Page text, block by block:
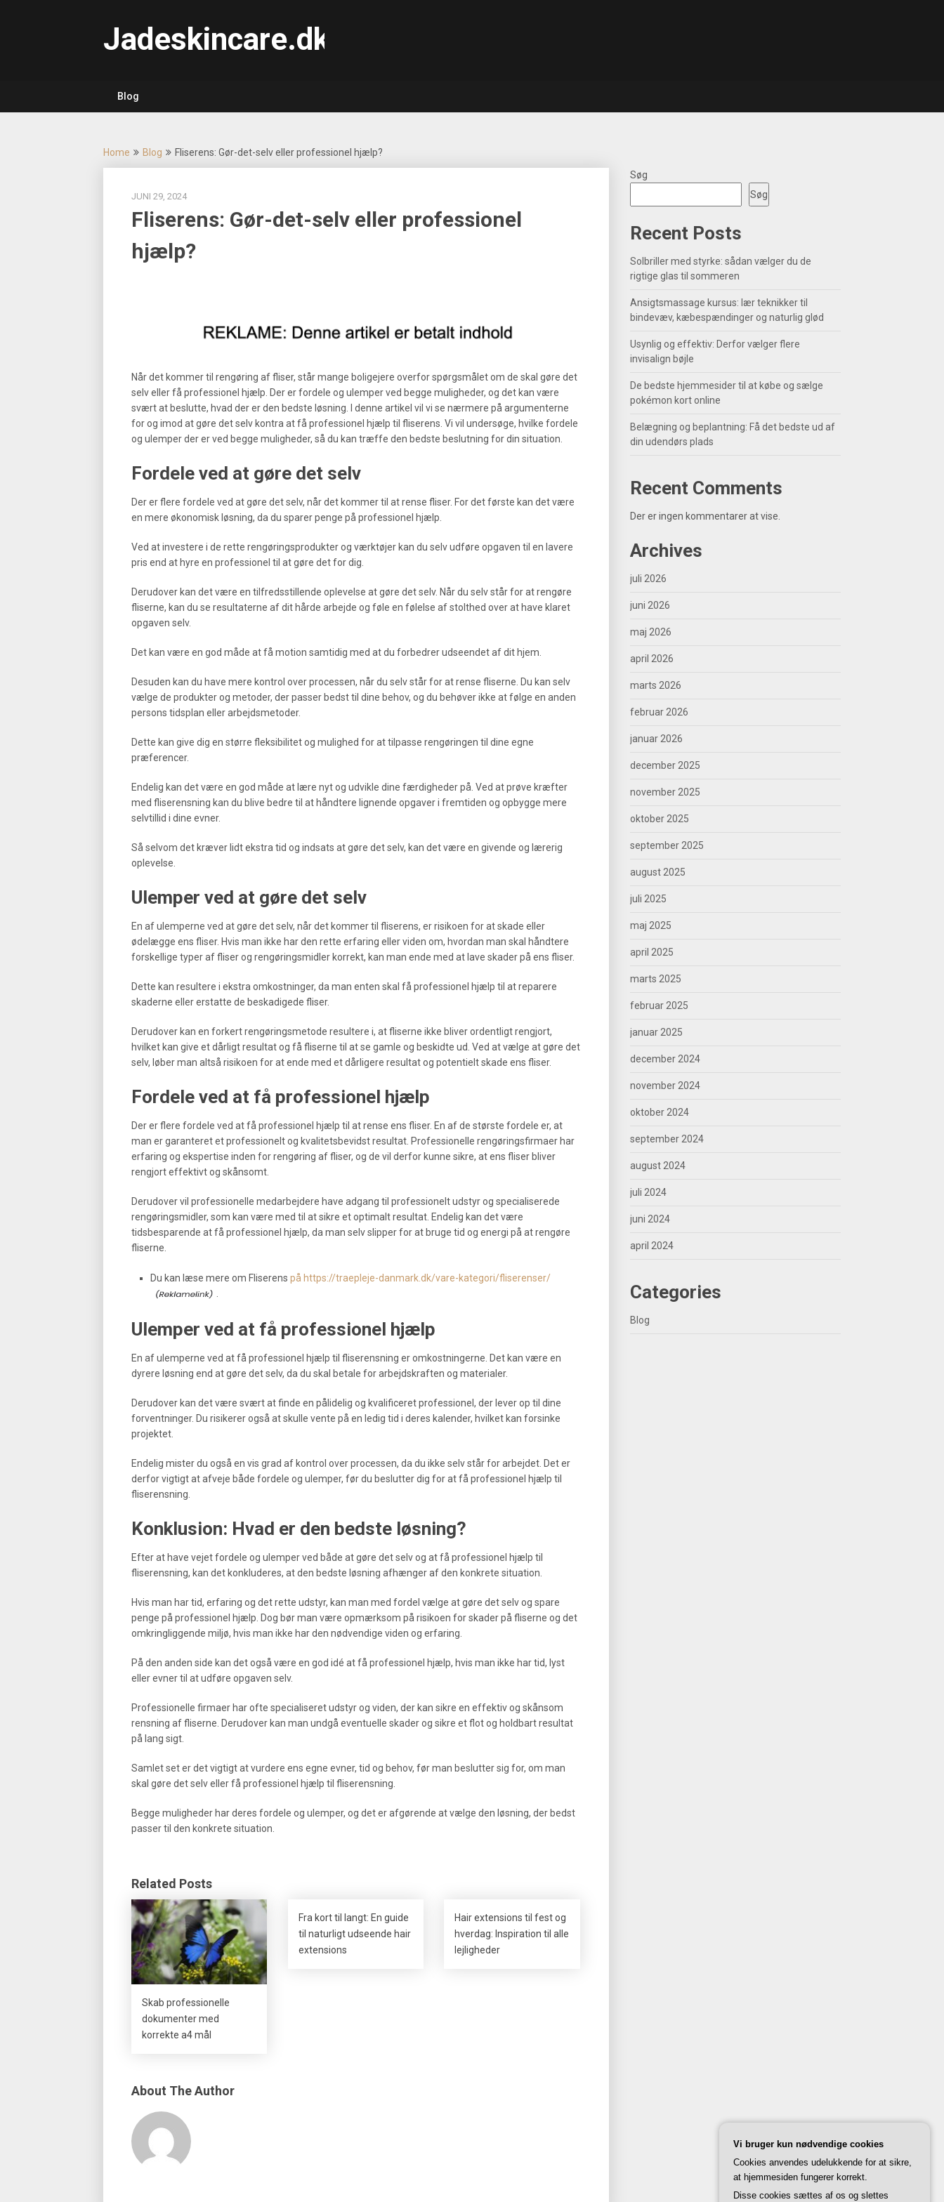
Jadeskincare.dk
Blog
Home Blog Fliserens: Gør-det-selv eller professionel hjælp?
JUNI 29, 2024
Fliserens: Gør-det-selv eller professionel
hjælp?
Når det kommer til rengøring af fliser, står mange boligejere overfor spørgsmålet om de skal gøre det
selv eller få professionel hjælp. Der er fordele og ulemper ved begge muligheder, og det kan være
svært at beslutte, hvad der er den bedste løsning. I denne artikel vil vi se nærmere på argumenterne
for og imod at gøre det selv kontra at få professionel hjælp til fliserens. Vi vil undersøge, hvilke fordele
og ulemper der er ved begge muligheder, så du kan træffe den bedste beslutning for din situation.
Fordele ved at gøre det selv
Der er flere fordele ved at gøre det selv, når det kommer til at rense fliser. For det første kan det være
en mere økonomisk løsning, da du sparer penge på professionel hjælp.
Ved at investere i de rette rengøringsprodukter og værktøjer kan du selv udføre opgaven til en lavere
pris end at hyre en professionel til at gøre det for dig.
Derudover kan det være en tilfredsstillende oplevelse at gøre det selv. Når du selv står for at rengøre
fliserne, kan du se resultaterne af dit hårde arbejde og føle en følelse af stolthed over at have klaret
opgaven selv.
Det kan være en god måde at få motion samtidig med at du forbedrer udseendet af dit hjem.
Desuden kan du have mere kontrol over processen, når du selv står for at rense fliserne. Du kan selv
vælge de produkter og metoder, der passer bedst til dine behov, og du behøver ikke at følge en anden
persons tidsplan eller arbejdsmetoder.
Dette kan give dig en større fleksibilitet og mulighed for at tilpasse rengøringen til dine egne
præferencer.
Endelig kan det være en god måde at lære nyt og udvikle dine færdigheder på. Ved at prøve kræfter
med fliserensning kan du blive bedre til at håndtere lignende opgaver i fremtiden og opbygge mere
selvtillid i dine evner.
Så selvom det kræver lidt ekstra tid og indsats at gøre det selv, kan det være en givende og lærerig
oplevelse.
Ulemper ved at gøre det selv
En af ulemperne ved at gøre det selv, når det kommer til fliserens, er risikoen for at skade eller
ødelægge ens fliser. Hvis man ikke har den rette erfaring eller viden om, hvordan man skal håndtere
forskellige typer af fliser og rengøringsmidler korrekt, kan man ende med at lave skader på ens fliser.
Dette kan resultere i ekstra omkostninger, da man enten skal få professionel hjælp til at reparere
skaderne eller erstatte de beskadigede fliser.
Derudover kan en forkert rengøringsmetode resultere i, at fliserne ikke bliver ordentligt rengjort,
hvilket kan give et dårligt resultat og få fliserne til at se gamle og beskidte ud. Ved at vælge at gøre det
selv, løber man altså risikoen for at ende med et dårligere resultat og potentielt skade ens fliser.
Fordele ved at få professionel hjælp
Der er flere fordele ved at få professionel hjælp til at rense ens fliser. En af de største fordele er, at
man er garanteret et professionelt og kvalitetsbevidst resultat. Professionelle rengøringsfirmaer har
erfaring og ekspertise inden for rengøring af fliser, og de vil derfor kunne sikre, at ens fliser bliver
rengjort effektivt og skånsomt.
Derudover vil professionelle medarbejdere have adgang til professionelt udstyr og specialiserede
rengøringsmidler, som kan være med til at sikre et optimalt resultat. Endelig kan det være
tidsbesparende at få professionel hjælp, da man selv slipper for at bruge tid og energi på at rengøre
fliserne.
Du kan læse mere om Fliserens på https://traepleje-danmark.dk/vare-kategori/fliserenser/
Ulemper ved at få professionel hjælp
En af ulemperne ved at få professionel hjælp til fliserensning er omkostningerne. Det kan være en
dyrere løsning end at gøre det selv, da du skal betale for arbejdskraften og materialer.
Derudover kan det være svært at finde en pålidelig og kvalificeret professionel, der lever op til dine
forventninger. Du risikerer også at skulle vente på en ledig tid i deres kalender, hvilket kan forsinke
projektet.
Endelig mister du også en vis grad af kontrol over processen, da du ikke selv står for arbejdet. Det er
derfor vigtigt at afveje både fordele og ulemper, før du beslutter dig for at få professionel hjælp til
fliserensning.
Konklusion: Hvad er den bedste løsning?
Efter at have vejet fordele og ulemper ved både at gøre det selv og at få professionel hjælp til
fliserensning, kan det konkluderes, at den bedste løsning afhænger af den konkrete situation.
Hvis man har tid, erfaring og det rette udstyr, kan man med fordel vælge at gøre det selv og spare
penge på professionel hjælp. Dog bør man være opmærksom på risikoen for skader på fliserne og det
omkringliggende miljø, hvis man ikke har den nødvendige viden og erfaring.
På den anden side kan det også være en god idé at få professionel hjælp, hvis man ikke har tid, lyst
eller evner til at udføre opgaven selv.
Professionelle firmaer har ofte specialiseret udstyr og viden, der kan sikre en effektiv og skånsom
rensning af fliserne. Derudover kan man undgå eventuelle skader og sikre et flot og holdbart resultat
på lang sigt.
Samlet set er det vigtigt at vurdere ens egne evner, tid og behov, før man beslutter sig for, om man
skal gøre det selv eller få professionel hjælp til fliserensning.
Begge muligheder har deres fordele og ulemper, og det er afgørende at vælge den løsning, der bedst
passer til den konkrete situation.
Related Posts
Skab professionelle
dokumenter med
korrekte a4 mål
Fra kort til langt: En guide
til naturligt udseende hair
extensions
Hair extensions til fest og
hverdag: Inspiration til alle
lejligheder
About The Author
Søg
Søg
Recent Posts
Solbriller med styrke: sådan vælger du de
rigtige glas til sommeren
Ansigtsmassage kursus: lær teknikker til
bindevæv, kæbespændinger og naturlig glød
Usynlig og effektiv: Derfor vælger flere
invisalign bøjle
De bedste hjemmesider til at købe og sælge
pokémon kort online
Belægning og beplantning: Få det bedste ud af
din udendørs plads
Recent Comments
Der er ingen kommentarer at vise.
Archives
juli 2026
juni 2026
maj 2026
april 2026
marts 2026
februar 2026
januar 2026
december 2025
november 2025
oktober 2025
september 2025
august 2025
juli 2025
maj 2025
april 2025
marts 2025
februar 2025
januar 2025
december 2024
november 2024
oktober 2024
september 2024
august 2024
juli 2024
juni 2024
april 2024
Categories
Blog
Vi bruger kun nødvendige cookies
Cookies anvendes udelukkende for at sikre,
at hjemmesiden fungerer korrekt.
Disse cookies sættes af os og slettes